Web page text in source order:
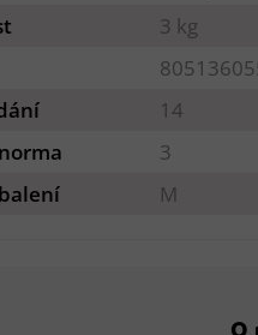
3 kg
14
3
M